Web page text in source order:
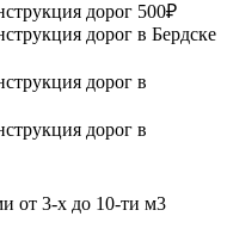
дорог 500₽
дорог в Бердске
дорог в
дорог в
от 3-х до 10-ти м3